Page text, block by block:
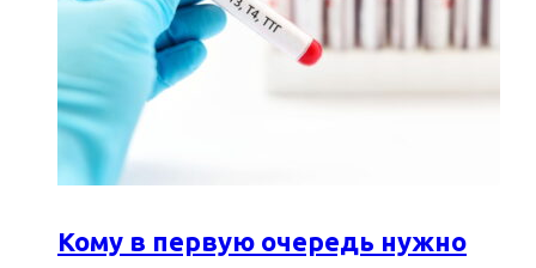
Кому в первую очередь нужно